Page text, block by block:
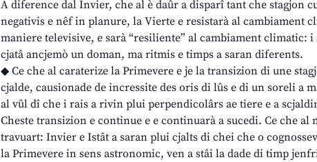
A diference dal Invier, che al è daûr a disparî tant che stagjon
negativis e nêf in planure, la Vierte e resistarà al cambiament
maniere televisive, e sarà “resiliente” al cambiament climatic:
cjatâ ancjemò un doman, ma ritmis e timps a saran diferents.
◆ Ce che al caraterize la Primevere e je la transizion di une
cjalde, causionade de incressite des oris di lûs e di un soreli a
al vûl dî che i rais a rivin plui perpendicolârs ae tiere e a
Cheste transizion e continue e e continuarà a sucedi. Ce che al
travuart: Invier e Istât a saran plui cjalts di chei che o
la Primevere in sens astronomic, ven a stâi la dade di timp